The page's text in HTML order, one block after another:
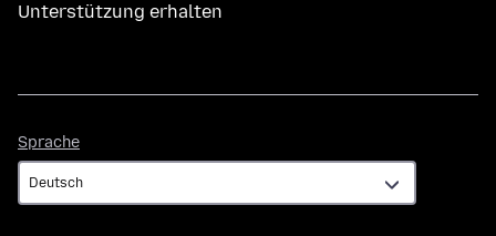
Unterstützung erhalten
Sprache